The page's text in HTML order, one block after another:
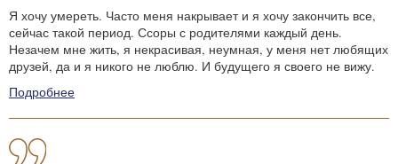
Я хочу умереть. Часто меня накрывает и я хочу закончить все,
сейчас такой период. Ссоры с родителями каждый день.
Незачем мне жить, я некрасивая, неумная, у меня нет любящих
друзей, да и я никого не люблю. И будущего я своего не вижу.
Подробнее